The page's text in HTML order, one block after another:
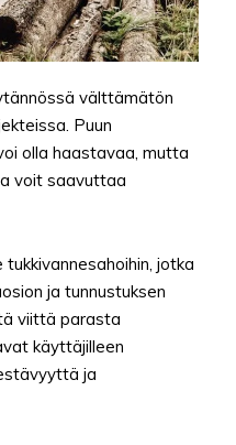
välttämätön
Puun
olla haastavaa, mutta
voit saavuttaa
jotka
ja tunnustuksen
viittä parasta
käyttäjilleen
ja